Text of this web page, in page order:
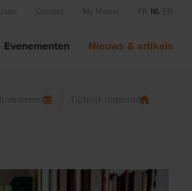
Jobs Contact My Matexi FR NL EN
Evenementen Nieuws & artikels
Investeren Tijdelijk ingevuld